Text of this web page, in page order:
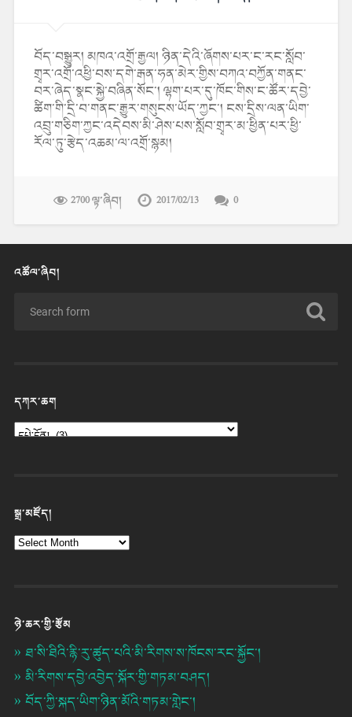
བོད་བསྒྱུར། མཁའ་འགྲོ་རྒྱལ། ཉིན་དེའི་ཞོགས་པར་ང་རང་སློབ་
གྲྭར་འགྲོ་འཕྱི་བས་དགེ་རྒན་ཧན་མེར་གྱིས་བཀའ་བཀྱོན་གནང་
བར་ཞེད་སྣང་སྐྱེ་བཞིན་སོང་། ལྷག་པར་དུ་ཁོང་གིས་ང་ཚོར་དབྱེ་
ཚིག་གི་དྲི་བ་གནང་རྒྱུར་གསུངས་ཡོད་ཀྱང་། ངས་དྲིས་ལན་ཡིག་
འབྲུ་གཅིག་ཀྱང་འདེབས་མི་ཤེས་པས་སློབ་གྲྭར་མ་ཕྱིན་པར་ཕྱི་
རོལ་ཏུ་རྩེད་འཆམ་ལ་འགྲོ་སྙམ།
2700 ལྟ་ཞིབ། 2017/02/13 0
འཚོལ་ཞིབ།
དཀར་ཆག
སྒྲ་མཛོད།
ཉེ་ཆར་གྱི་རྩོམ
ཐ་སི་ཐིའི་རྙི་རུ་ཚུད་པའི་མི་རིགས་ས་ཁོངས་རང་སྐྱོང་།
མི་རིགས་དབྱེ་འབྱེད་སྐོར་གྱི་གཏམ་བཤད།
བོད་ཀྱི་སྐད་ཡིག་ཉིན་མོའི་གཏམ་གླེང་།